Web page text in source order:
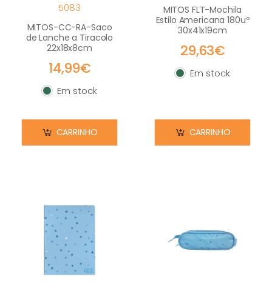
5083
MITOS-CC-RA-Saco
de Lanche a Tiracolo
22x18x8cm
14,99€
Em stock
Em stock
CARRINHO
MITOS FLT-Mochila
Estilo Americana 180uº
30x41x19cm
29,63€
Em stock
Em stock
CARRINHO